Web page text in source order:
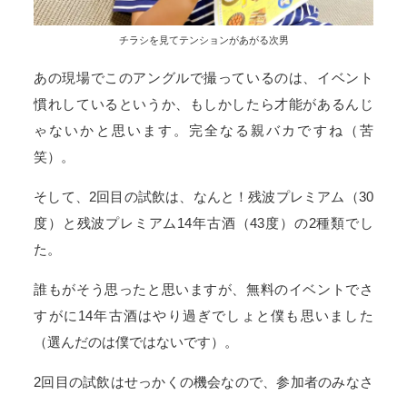
チラシを見てテンションがあがる次男
あの現場でこのアングルで撮っているのは、イベント
慣れしているというか、もしかしたら才能があるんじ
ゃないかと思います。完全なる親バカですね（苦
笑）。
そして、2回目の試飲は、なんと！残波プレミアム（30
度）と残波プレミアム14年古酒（43度）の2種類でし
た。
誰もがそう思ったと思いますが、無料のイベントでさ
すがに14年古酒はやり過ぎでしょと僕も思いました
（選んだのは僕ではないです）。
2回目の試飲はせっかくの機会なので、参加者のみなさ